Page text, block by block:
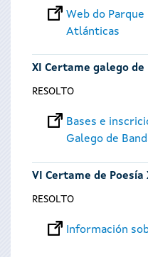
Web do Parque
Atlánticas
XI Certame galego de
RESOLTO
Bases e
Galego de
VI Certame de
RESOLTO
Información